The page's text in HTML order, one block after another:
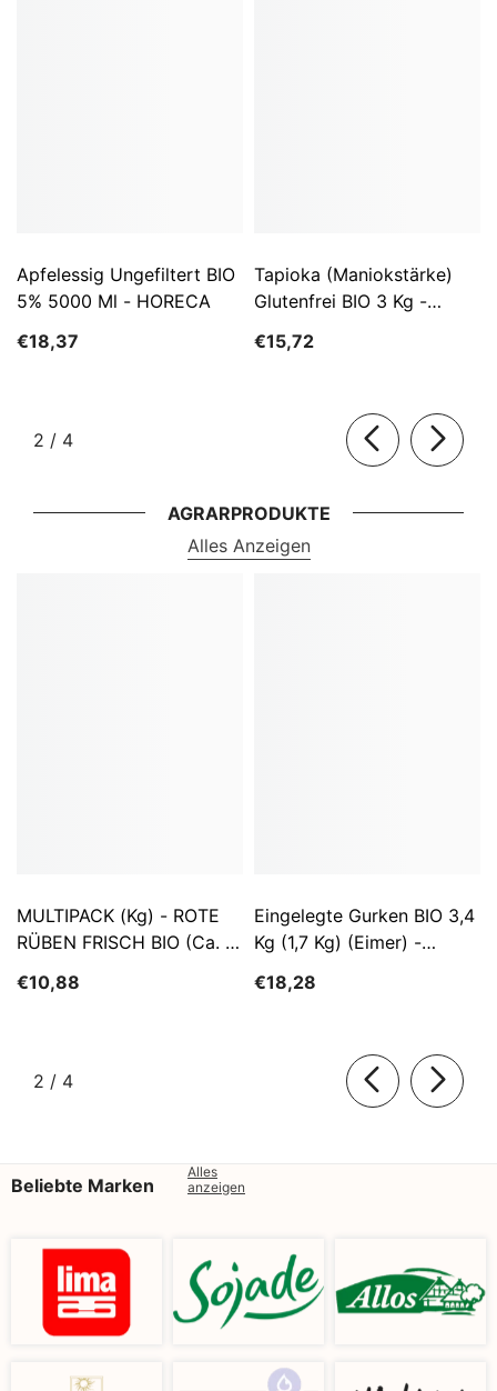
Apfelessig Ungefiltert BIO
5% 5000 Ml - HORECA
€18,37
Tapioka (Maniokstärke)
Glutenfrei BIO 3 Kg -
€15,72
2 / von
4
AGRARPRODUKTE
Alles Anzeigen
MULTIPACK (kg) - ROTE
RÜBEN FRISCH BIO (ca. 5
€10,88
Eingelegte Gurken BIO 3,4
Kg (1,7 Kg) (Eimer) -
€18,28
2 / von
4
Beliebte Marken
Alles
anzeigen